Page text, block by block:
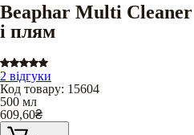
Beaphar Multi Cleaner
і плям
2 відгуки
Код товару: 15604
500 мл
609,60₴